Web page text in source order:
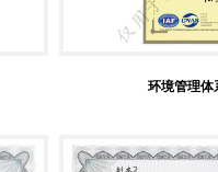
环境管理体